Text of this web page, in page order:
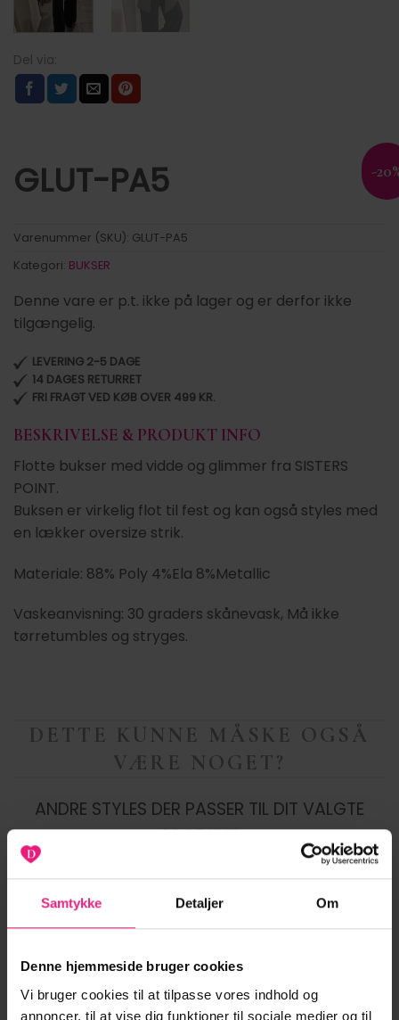
Samtykke Detaljer Om
Denne hjemmeside bruger cookies
Vi bruger cookies til at tilpasse vores indhold og
annoncer, til at vise dig funktioner til sociale medier og til
-
GLUT-PA5
Varenummer (SKU): GLUT-PA5
Kategori: BUKSER
Denne vare er p.t. ikke på lager og er derfor ikke
tilgængelig.
LEVERING 2-5 DAGE
14 DAGES RETURRET
FRI FRAGT VED KØB OVER 499 KR.
BESKRIVELSE & PRODUKT INFO
Flotte bukser med vidde og glimmer fra SISTERS
POINT.
Buksen er virkelig flot til fest og kan også styles med
en lækker oversize strik.
Materiale: 88% Poly 4%Ela 8%Metallic
Vaskeanvisning: 30 graders skånevask, Må ikke
tørretumbles og stryges.
DETTE KUNNE MÅSKE OGSÅ
VÆRE NOGET?
ANDRE STYLES DER PASSER TIL DIT VALGTE
PRODUKT
Tilføj til